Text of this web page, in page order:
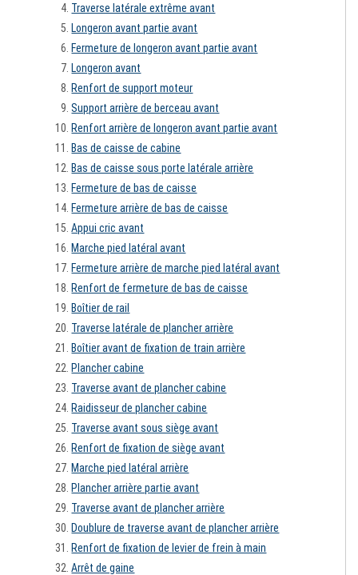
Traverse latérale extrême avant
Longeron avant partie avant
Fermeture de longeron avant partie avant
Longeron avant
Renfort de support moteur
Support arrière de berceau avant
Renfort arrière de longeron avant partie avant
Bas de caisse de cabine
Bas de caisse sous porte latérale arrière
Fermeture de bas de caisse
Fermeture arrière de bas de caisse
Appui cric avant
Marche pied latéral avant
Fermeture arrière de marche pied latéral avant
Renfort de fermeture de bas de caisse
Boîtier de rail
Traverse latérale de plancher arrière
Boîtier avant de fixation de train arrière
Plancher cabine
Traverse avant de plancher cabine
Raidisseur de plancher cabine
Traverse avant sous siège avant
Renfort de fixation de siège avant
Marche pied latéral arrière
Plancher arrière partie avant
Traverse avant de plancher arrière
Doublure de traverse avant de plancher arrière
Renfort de fixation de levier de frein à main
Arrêt de gaine